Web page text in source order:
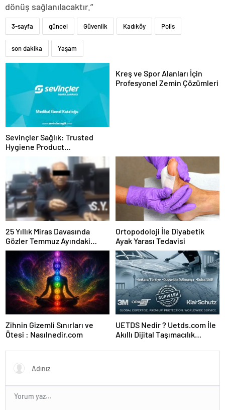
dönüş sağlanılacaktır.”
3-sayfa güncel Güvenlik Kadıköy Polis
son dakika Yaşam
Sevinçler Sağlık: Trusted
Hygiene Product
Manufacturer in Turkey
Kreş ve Spor Alanları İçin
Profesyonel Zemin Çözümleri
25 Yıllık Miras Davasında
Gözler Temmuz Ayındaki
Karar Duruşmasına Çevrildi
Ortopodoloji İle Diyabetik
Ayak Yarası Tedavisi
Zihnin Gizemli Sınırları ve
Ötesi : Nasılnedir.com
UETDS Nedir ? Uetds.com İle
Akıllı Dijital Taşımacılık